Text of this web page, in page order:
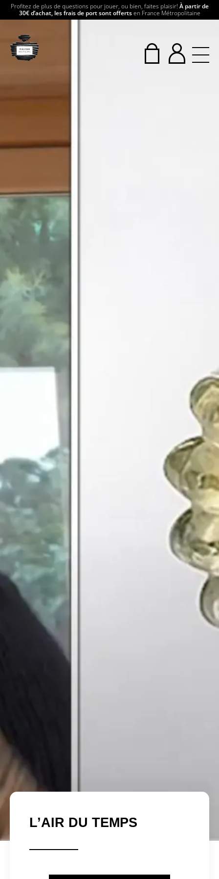
Profitez de plus de questions pour jouer, ou bien, faites plaisir! À partir de
30€ d’achat, les frais de port sont offertsen France Métropolitaine
L’AIR DU TEMPS